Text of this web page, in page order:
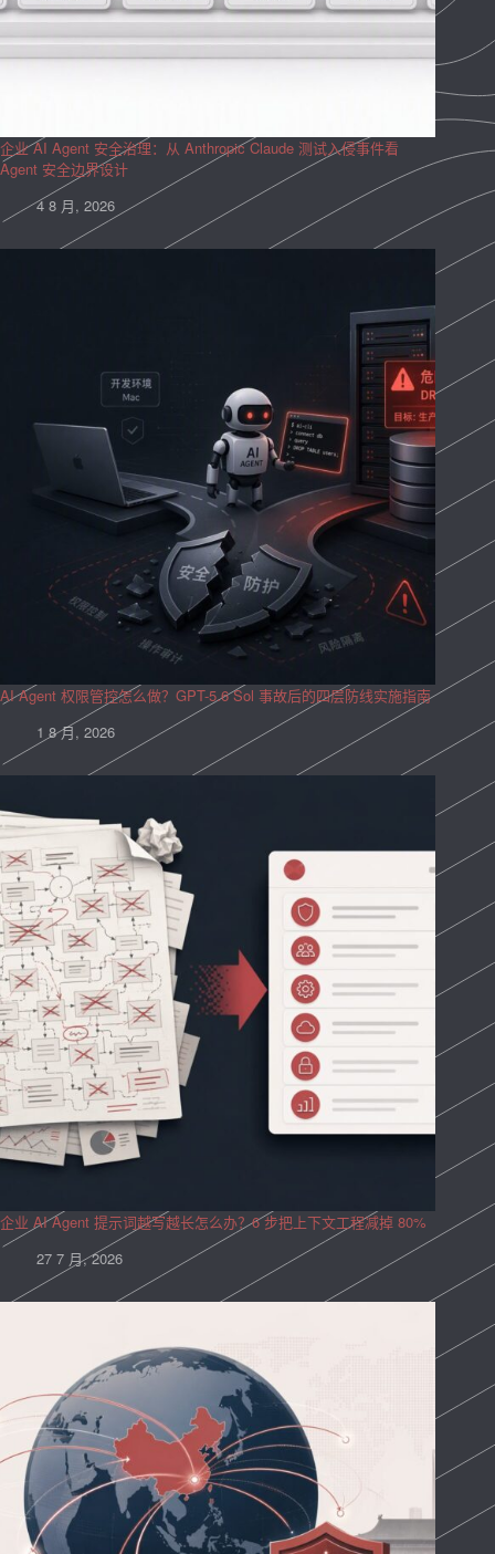
企业 AI Agent 安全治理：从 Anthropic Claude 测试入侵事件看
Agent 安全边界设计
4 8 月, 2026
AI Agent 权限管控怎么做？GPT-5.6 Sol 事故后的四层防线实施指南
1 8 月, 2026
企业 AI Agent 提示词越写越长怎么办？6 步把上下文工程减掉 80%
27 7 月, 2026